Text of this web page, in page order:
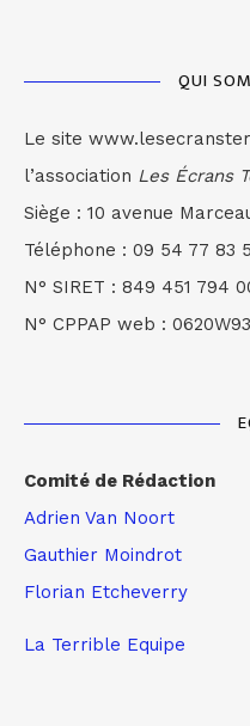
QUI
Le site
l’association Les Écrans
Siège : 10 avenue
Téléphone : 09 54 77 83
N° SIRET : 849 451 794
N° CPPAP web :
Comité de Rédaction
Adrien Van Noort
Gauthier Moindrot
Florian Etcheverry
La Terrible Equipe